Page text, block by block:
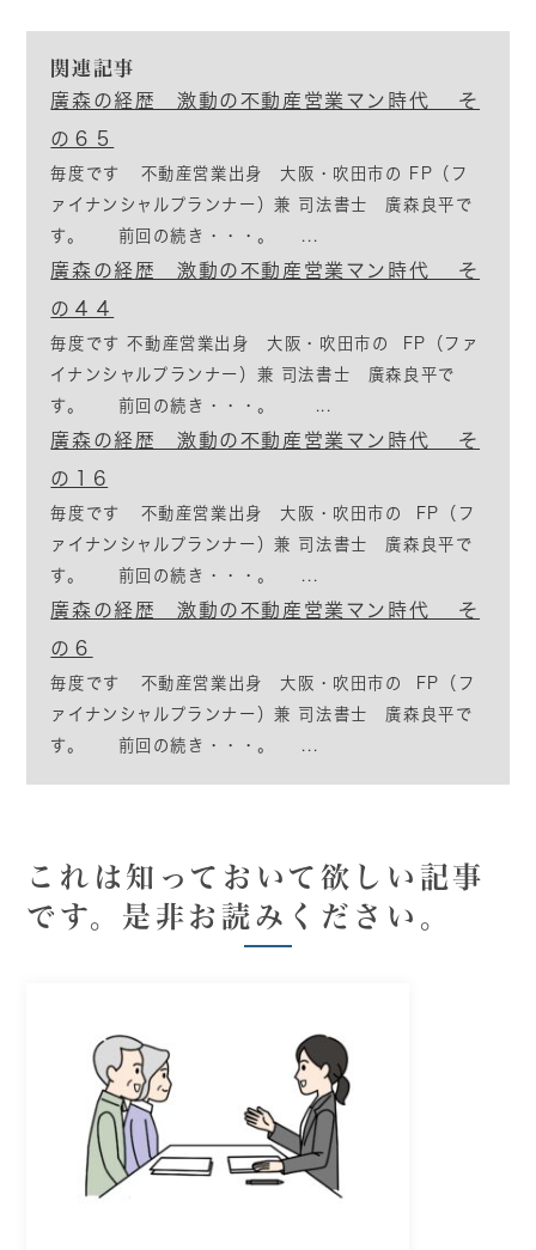
関連記事
廣森の経歴 激動の不動産営業マン時代 そ
の６５
毎度です 不動産営業出身 大阪・吹田市の FP（フ
ァイナンシャルプランナー）兼 司法書士 廣森良平で
す。 前回の続き・・・。 ...
廣森の経歴 激動の不動産営業マン時代 そ
の４４
毎度です 不動産営業出身 大阪・吹田市の FP（ファ
イナンシャルプランナー）兼 司法書士 廣森良平で
す。 前回の続き・・・。 ...
廣森の経歴 激動の不動産営業マン時代 そ
の１6
毎度です 不動産営業出身 大阪・吹田市の FP（フ
ァイナンシャルプランナー）兼 司法書士 廣森良平で
す。 前回の続き・・・。 ...
廣森の経歴 激動の不動産営業マン時代 そ
の６
毎度です 不動産営業出身 大阪・吹田市の FP（フ
ァイナンシャルプランナー）兼 司法書士 廣森良平で
す。 前回の続き・・・。 ...
これは知っておいて欲しい記事
です。是非お読みください。